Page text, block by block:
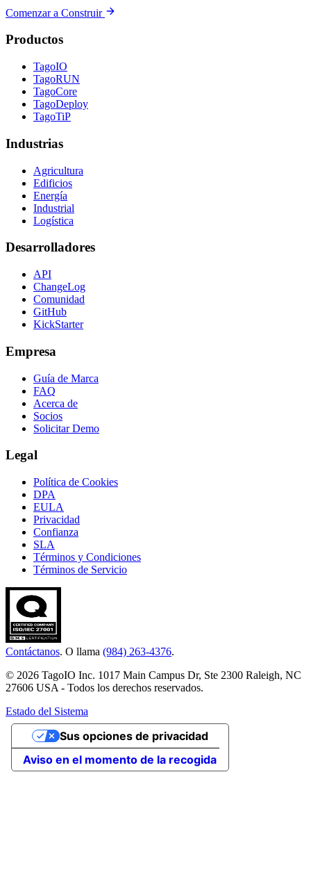
Comenzar a Construir
Productos
TagoIO
TagoRUN
TagoCore
TagoDeploy
TagoTiP
Industrias
Agricultura
Edificios
Energía
Industrial
Logística
Desarrolladores
API
ChangeLog
Comunidad
GitHub
KickStarter
Empresa
Guía de Marca
FAQ
Acerca de
Socios
Solicitar Demo
Legal
Política de Cookies
DPA
EULA
Privacidad
Confianza
SLA
Términos y Condiciones
Términos de Servicio
Contáctanos. O llama (984) 263-4376.
© 2026 TagoIO Inc. 1017 Main Campus Dr, Ste 2300 Raleigh, NC
27606 USA - Todos los derechos reservados.
Estado del Sistema
Aviso en el momento de la recogida
Sus opciones de privacidad